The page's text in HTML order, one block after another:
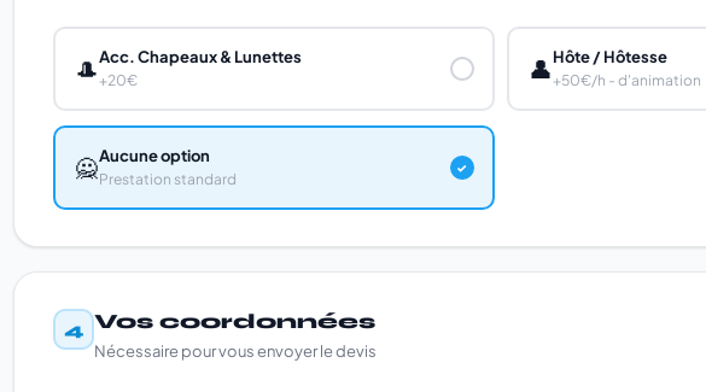
🎩Acc. Chapeaux & Lunettes
+20€ 👤Hôte / Hôtesse
+50€/h - d'animation
🙅Aucune option
Prestation standard
✓
4 Vos coordonnées
Nécessaire pour vous envoyer le devis